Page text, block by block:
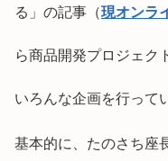
る」の記事（現オンラ
ら商品開発プロジェク
いろんな企画を行って
基本的に、たのさち座